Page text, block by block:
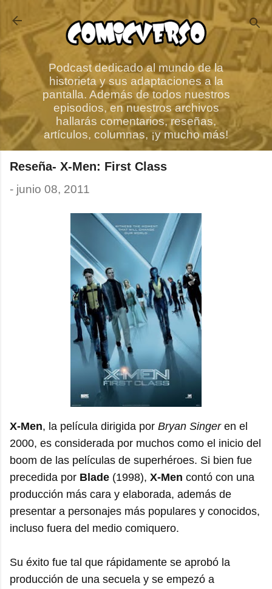
Ir al contenido principal
Podcast dedicado al mundo de la
historieta y sus adaptaciones a la
pantalla. Además de todos nuestros
episodios, en nuestros archivos
hallarás comentarios, reseñas,
artículos, columnas, ¡y mucho más!
Reseña- X-Men: First Class
- junio 08, 2011
X-Men, la película dirigida por Bryan Singeren el
2000, es considerada por muchos como el inicio del
boom de las películas de superhéroes. Si bien fue
precedida por Blade (1998), X-Men contó con una
producción más cara y elaborada, además de
presentar a personajes más populares y conocidos,
incluso fuera del medio comiquero.
Su éxito fue tal que rápidamente se aprobó la
producción de una secuela y se empezó a